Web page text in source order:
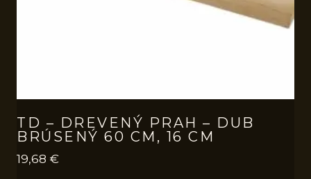
TD – DREVENÝ PRAH – DUB
BRÚSENÝ 60 CM, 16 CM
19,68 €